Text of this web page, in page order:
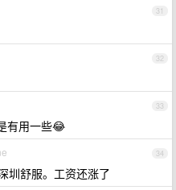
31
32
33
有用一些😂
34
圳舒服。工资还涨了